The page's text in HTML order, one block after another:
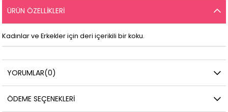
ÜRÜN ÖZELLIKLERI
Kadınlar ve Erkekler için deri içerikili bir koku.
YORUMLAR(0)
ÖDEME SEÇENEKLERI